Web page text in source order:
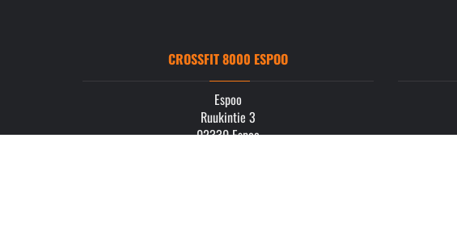
CROSSFIT 8000 ESPOO
Espoo
Ruukintie 3
02330 Espoo